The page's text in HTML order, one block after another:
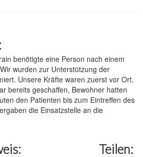
benötigte eine Person nach einem
wurden zur Unterstützung der
Unsere Kräfte waren zuerst vor Ort.
bereits geschaffen, Bewohner hatten
den Patienten bis zum Eintreffen des
die Einsatzstelle an die
Teilen: